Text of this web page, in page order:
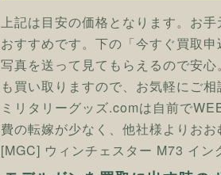
上記は目安の価格となります。お
おすすめです。下の「今すぐ買取申
写真を送って見てもらえるので安
も買い取りますので、お気軽にご相
ミリタリーグッズ.comは自前で
費の転嫁が少なく、他社様よりおお
[MGC] ウィンチェスター M73 イン